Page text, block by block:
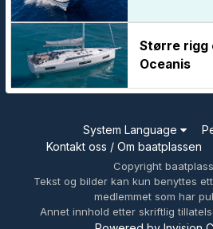
Større rigg
Oceanis
System Language
Kontakt oss / Om baatplassen
Copyright
Tekst og bilder kan kun benyttes
medlemmet som har
Annet innhold etter skriftlig